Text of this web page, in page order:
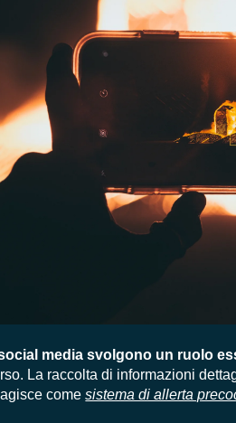
media svolgono un ruolo
La raccolta di informazioni
comesistema di allerta